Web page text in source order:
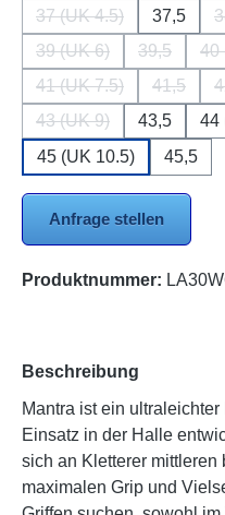
37 (UK 4.5)
(Diese Option ist
37,5
39 (UK 6)
(Diese Option ist
39,5
(Diese
40
41 (UK 7.5)
(Diese Option ist
41,5
(Diese
43 (UK 9)
(Diese Option ist
43,5 44
45 (UK 10.5)
45,5
Anfrage stellen
Produktnummer:
Beschreibung
Mantra ist ein
Einsatz in der Halle
sich an Kletterer
maximalen Grip und